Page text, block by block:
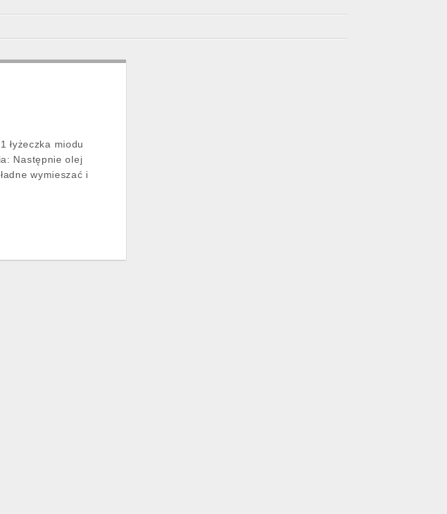
łyżeczka miodu
Następnie olej
wymieszać i